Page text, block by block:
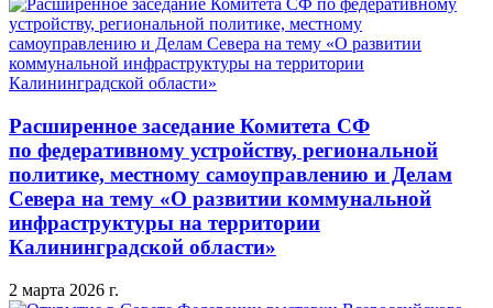
Расширенное заседание Комитета СФ
по федеративному устройству, региональной
политике, местному самоуправлению и Делам
Севера на тему «О развитии коммунальной
инфраструктуры на территории
Калининградской области»
2 марта 2026 г.